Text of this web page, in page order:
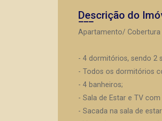
Descrição do
Apartamento/ Cobertura
- 4 dormitórios, sendo 2
- Todos os dormitórios
- 4 banheiros;
- Sala de Estar e TV
- Sacada na sala de